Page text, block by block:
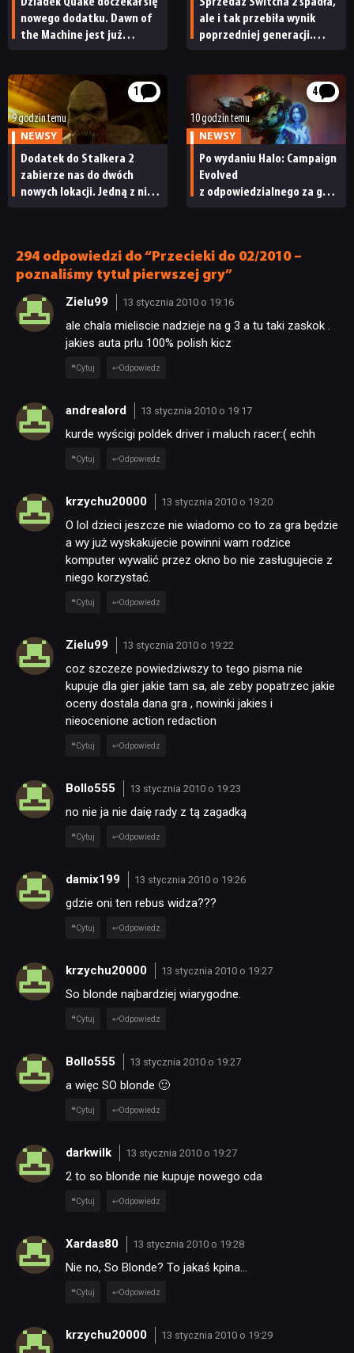
nowego dodatku. Dawn of
the Machine jest już
ale i tak przebiła wynik
poprzedniej generacji.
1
9 godzin temu
NEWSY
Dodatek do Stalkera 2
zabierze nas do dwóch
nowych lokacji. Jedną z nich
4
10 godzin temu
NEWSY
Po wydaniu Halo: Campaign
Evolved
z odpowiedzialnego za grę
294 odpowiedzi do “Przecieki do 02/2010 –
poznaliśmy tytuł pierwszej gry”
Zielu99 13 stycznia 2010 o 19:16
ale chala mieliscie nadzieje na g 3 a tu taki zaskok .
jakies auta prlu 100% polish kicz
Cytuj Odpowiedz
andrealord 13 stycznia 2010 o 19:17
kurde wyścigi poldek driver i maluch racer:( echh
Cytuj Odpowiedz
krzychu20000 13 stycznia 2010 o 19:20
O lol dzieci jeszcze nie wiadomo co to za gra będzie
a wy już wyskakujecie powinni wam rodzice
komputer wywalić przez okno bo nie zasługujecie z
niego korzystać.
Cytuj Odpowiedz
Zielu99 13 stycznia 2010 o 19:22
coz szczeze powiedziwszy to tego pisma nie
kupuje dla gier jakie tam sa, ale zeby popatrzec jakie
oceny dostala dana gra , nowinki jakies i
nieocenione action redaction
Cytuj Odpowiedz
Bollo555 13 stycznia 2010 o 19:23
no nie ja nie daię rady z tą zagadką
Cytuj Odpowiedz
damix199 13 stycznia 2010 o 19:26
gdzie oni ten rebus widza???
Cytuj Odpowiedz
krzychu20000 13 stycznia 2010 o 19:27
So blonde najbardziej wiarygodne.
Cytuj Odpowiedz
Bollo555 13 stycznia 2010 o 19:27
a więc SO blonde 🙂
Cytuj Odpowiedz
darkwilk 13 stycznia 2010 o 19:27
2 to so blonde nie kupuje nowego cda
Cytuj Odpowiedz
Xardas80 13 stycznia 2010 o 19:28
Nie no, So Blonde? To jakaś kpina…
Cytuj Odpowiedz
krzychu20000 13 stycznia 2010 o 19:29